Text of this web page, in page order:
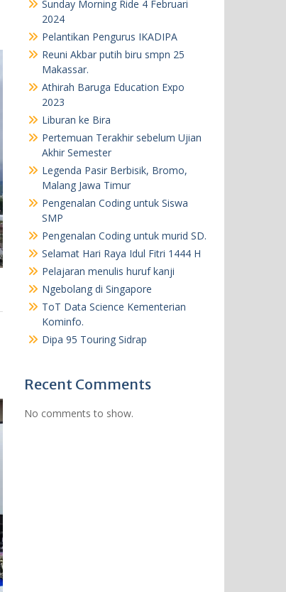
Sunday Morning Ride 4 Februari
2024
Pelantikan Pengurus IKADIPA
Reuni Akbar putih biru smpn 25
Makassar.
Athirah Baruga Education Expo
2023
Liburan ke Bira
Pertemuan Terakhir sebelum Ujian
Akhir Semester
Legenda Pasir Berbisik, Bromo,
Malang Jawa Timur
Pengenalan Coding untuk Siswa
SMP
Pengenalan Coding untuk murid SD.
Selamat Hari Raya Idul Fitri 1444 H
Pelajaran menulis huruf kanji
Ngebolang di Singapore
ToT Data Science Kementerian
Kominfo.
Dipa 95 Touring Sidrap
Recent Comments
No comments to show.